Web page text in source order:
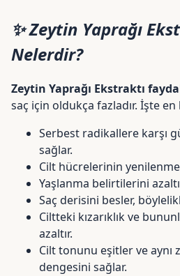
✨ Zeytin Yaprağı
Nelerdir?
Zeytin Yaprağı Ekstraktı
saç için oldukça fazladır. İşte
Serbest radikallere karşı
sağlar.
Cilt hücrelerinin
Yaşlanma belirtilerini
Saç derisini besler,
Ciltteki kızarıklık ve
azaltır.
Cilt tonunu eşitler ve aynı
dengesini sağlar.